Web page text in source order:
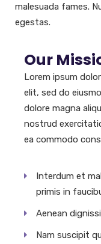
malesuada fames.
egestas.
Our
Lorem ipsum
elit, sed do
dolore magna
nostrud
ea commodo
Interdum et
primis in
Aenean
Nam suscipit